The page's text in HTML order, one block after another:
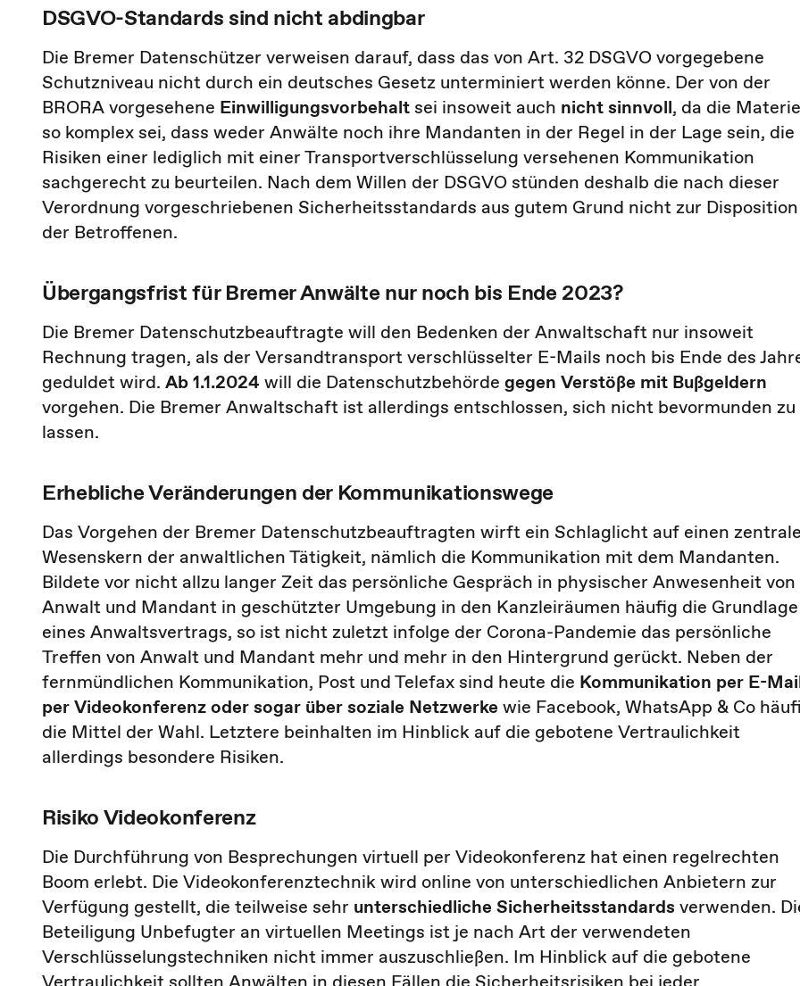
DSGVO-Standards sind nicht abdingbar
Die Bremer Datenschützer verweisen darauf, dass das von Art. 32 DSGVO vorgegebene
Schutzniveau nicht durch ein deutsches Gesetz unterminiert werden könne. Der von der
BRORA vorgesehene Einwilligungsvorbehaltsei insoweit auch nicht sinnvoll, da die Materie
so komplex sei, dass weder Anwälte noch ihre Mandanten in der Regel in der Lage sein, die
Risiken einer lediglich mit einer Transportverschlüsselung versehenen Kommunikation
sachgerecht zu beurteilen. Nach dem Willen der DSGVO stünden deshalb die nach dieser
Verordnung vorgeschriebenen Sicherheitsstandards aus gutem Grund nicht zur Disposition
der Betroffenen.
Übergangsfrist für Bremer Anwälte nur noch bis Ende 2023?
Die Bremer Datenschutzbeauftragte will den Bedenken der Anwaltschaft nur insoweit
Rechnung tragen, als der Versandtransport verschlüsselter E-Mails noch bis Ende des
geduldet wird. Ab 1.1.2024 will die Datenschutzbehörde gegen Verstöße mit Bußgeldern
vorgehen. Die Bremer Anwaltschaft ist allerdings entschlossen, sich nicht bevormunden zu
lassen.
Erhebliche Veränderungen der Kommunikationswege
Das Vorgehen der Bremer Datenschutzbeauftragten wirft ein Schlaglicht auf einen
Wesenskern der anwaltlichen Tätigkeit, nämlich die Kommunikation mit dem Mandanten.
Bildete vor nicht allzu langer Zeit das persönliche Gespräch in physischer Anwesenheit von
Anwalt und Mandant in geschützter Umgebung in den Kanzleiräumen häufig die Grundlage
eines Anwaltsvertrags, so ist nicht zuletzt infolge der Corona-Pandemie das persönliche
Treffen von Anwalt und Mandant mehr und mehr in den Hintergrund gerückt. Neben der
fernmündlichen Kommunikation, Post und Telefax sind heute die Kommunikation per E-
per Videokonferenz oder sogar über soziale Netzwerke wie Facebook, WhatsApp & Co
die Mittel der Wahl. Letztere beinhalten im Hinblick auf die gebotene Vertraulichkeit
allerdings besondere Risiken.
Risiko Videokonferenz
Die Durchführung von Besprechungen virtuell per Videokonferenz hat einen regelrechten
Boom erlebt. Die Videokonferenztechnik wird online von unterschiedlichen Anbietern zur
Verfügung gestellt, die teilweise sehr unterschiedliche Sicherheitsstandards verwenden.
Beteiligung Unbefugter an virtuellen Meetings ist je nach Art der verwendeten
Verschlüsselungstechniken nicht immer auszuschließen. Im Hinblick auf die gebotene